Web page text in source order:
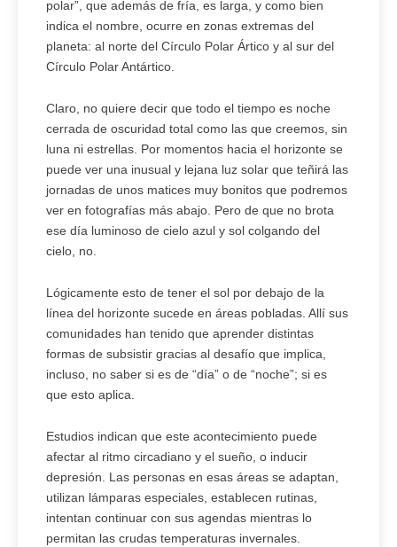
polar”, que además de fría, es larga, y como bien
indica el nombre, ocurre en zonas extremas del
planeta: al norte del Círculo Polar Ártico y al sur del
Círculo Polar Antártico.
Claro, no quiere decir que todo el tiempo es noche
cerrada de oscuridad total como las que creemos, sin
luna ni estrellas. Por momentos hacia el horizonte se
puede ver una inusual y lejana luz solar que teñirá las
jornadas de unos matices muy bonitos que podremos
ver en fotografías más abajo. Pero de que no brota
ese día luminoso de cielo azul y sol colgando del
cielo, no.
Lógicamente esto de tener el sol por debajo de la
línea del horizonte sucede en áreas pobladas. Allí sus
comunidades han tenido que aprender distintas
formas de subsistir gracias al desafío que implica,
incluso, no saber si es de “día” o de “noche”; si es
que esto aplica.
Estudios indican que este acontecimiento puede
afectar al ritmo circadiano y el sueño, o inducir
depresión. Las personas en esas áreas se adaptan,
utilizan lámparas especiales, establecen rutinas,
intentan continuar con sus agendas mientras lo
permitan las crudas temperaturas invernales.